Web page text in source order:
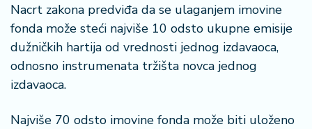
Nacrt zakona predviđa da se ulaganjem imovine
fonda može steći najviše 10 odsto ukupne emisije
dužničkih hartija od vrednosti jednog izdavaoca,
odnosno instrumenata tržišta novca jednog
izdavaoca.
Najviše 70 odsto imovine fonda može biti uloženo